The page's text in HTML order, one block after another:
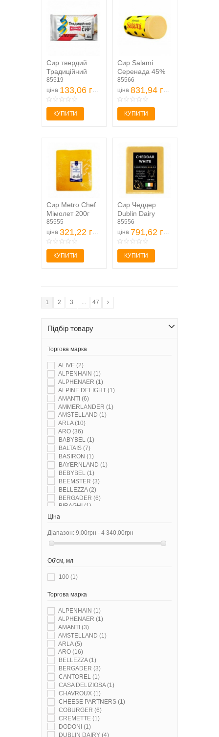
Сир твердий
Традиційний
Комо 50% 185г
85519
ціна 133,06 грн
КУПИТИ
Сир Salami
Серенада 45%
ваговий кг
85566
ціна 831,94 грн
КУПИТИ
Сир Metro Chef
Мімолет 200г
85555
ціна 321,22 грн
КУПИТИ
Cир Чеддер
Dublin Dairy
білий 400г
85556
ціна 791,62 грн
КУПИТИ
1 2 3 ... 47
Підбір товару
Торгова марка
ALIVE (2)
ALPENHAIN (1)
ALPHENAER (1)
ALPINE DELIGHT (1)
AMANTI (6)
AMMERLANDER (1)
AMSTELLAND (1)
ARLA(10)
ARO (36)
BABYBEL (1)
BALTAIS (7)
BASIRON (1)
BAYERNLAND (1)
BEBYBEL (1)
BEEMSTER (3)
BELLEZZA(2)
BERGADER (6)
BIRAGHI (1)
BONFIRE
CASA DELIZIOSA (1)
CHILL OUT
CONSUL
DODONI(1)
DUTCH WINDMILL
DZIUGAS (7)
EL PASTOR
ELSEVE(1)
EMBORG
EMMI(1)
ERMITAGE (3)
EUROMARK (4)
EUROSER(20)
EXQUISA(6)
FINE LIFE(16)
FIOR DI DOLCEZZA(1)
FIOR DI SALENTO
FOL EPI (2)
FORMAGIA(3)
Ціна
Діапазон: 9,00грн - 4 340,00грн
Об'єм, мл
100 (1)
Торгова марка
ALPENHAIN (1)
ALPHENAER (1)
AMANTI (3)
AMSTELLAND (1)
ARLA(5)
ARO (16)
BELLEZZA(1)
BERGADER (3)
CANTOREL (1)
CASA DELIZIOSA(1)
CHAVROUX (1)
CHEESE PARTNERS (1)
COBURGER (6)
CREMETTE (1)
DODONI (1)
DUBLIN DAIRY (4)